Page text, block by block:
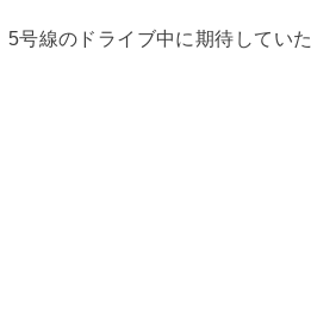
号線のドライブ中に期待していた